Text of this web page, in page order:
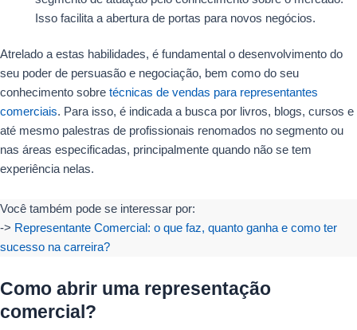
Isso facilita a abertura de portas para novos negócios.
Atrelado a estas habilidades, é fundamental o desenvolvimento do
seu poder de persuasão e negociação, bem como do seu
conhecimento sobre técnicas de vendas para representantes
comerciais. Para isso, é indicada a busca por livros, blogs, cursos e
até mesmo palestras de profissionais renomados no segmento ou
nas áreas especificadas, principalmente quando não se tem
experiência nelas.
Você também pode se interessar por:
-> Representante Comercial: o que faz, quanto ganha e como ter
sucesso na carreira?
Como abrir uma representação
comercial?